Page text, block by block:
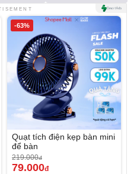
-63%
Quạt tích điện kẹp bàn mini
để bàn
219.000đ
79.000đ